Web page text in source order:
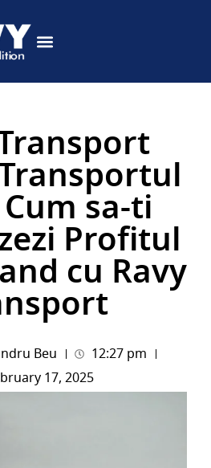
sa-ti
Profitul
cu Ravy
Beu
12:27 pm
17, 2025